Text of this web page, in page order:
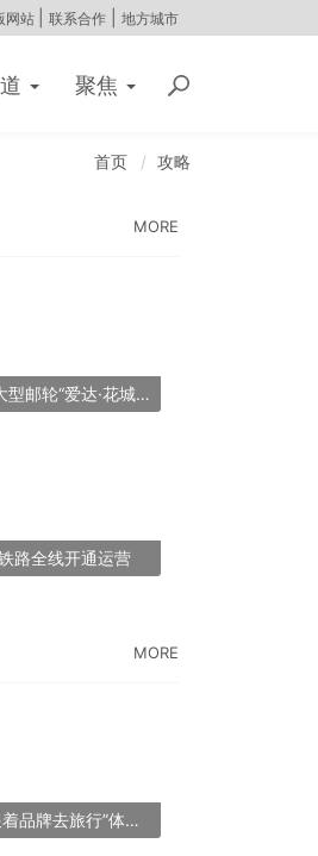
网站 联系合作 地方城市
聚焦
首页 攻略
MORE
第二艘国产大型邮轮“爱达·花城号”将于2026年11月6日提前交付
路全线开通运营
MORE
首批30个“跟着品牌去旅行”体验地推荐名单正式发布